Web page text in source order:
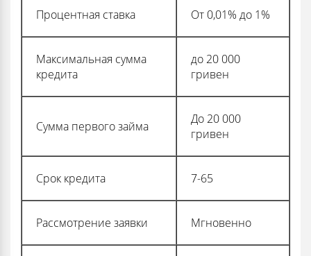
Процентная ставка От 0,01% до 1%
Максимальная сумма
кредита
до 20 000
гривен
Сумма первого займа
До 20 000
гривен
Срок кредита 7-65
Рассмотрение заявки Мгновенно